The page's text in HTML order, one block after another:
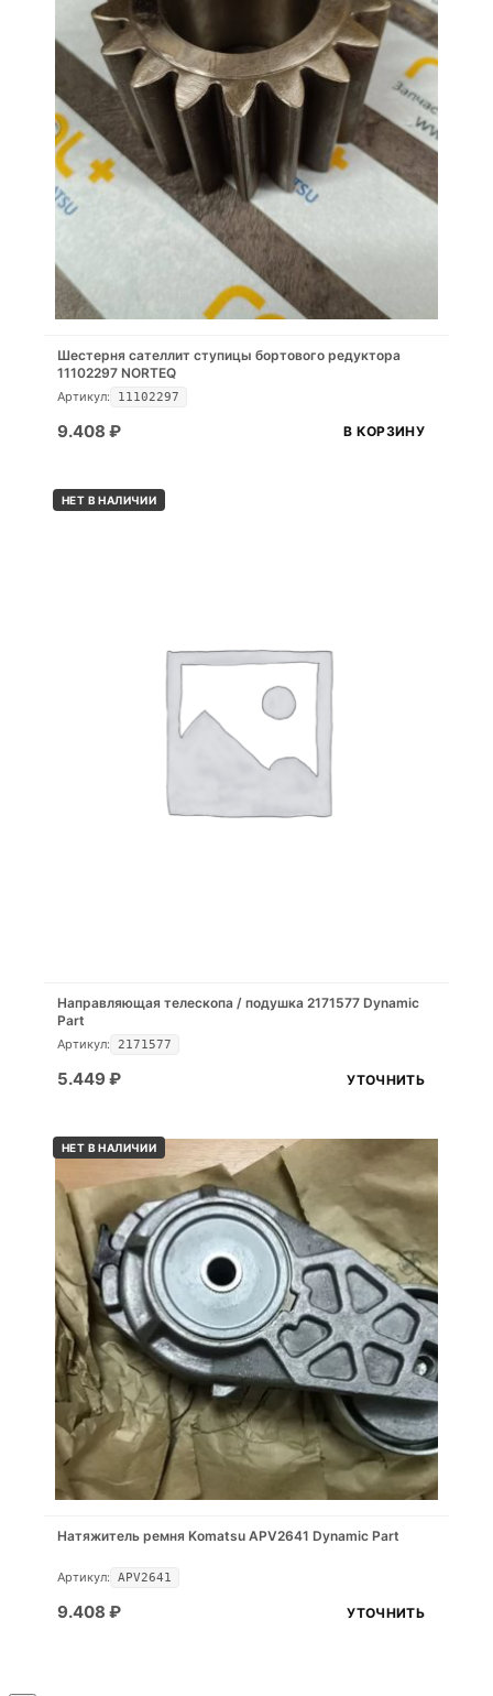
Шестерня сателлит ступицы бортового редуктора
11102297 NORTEQ
Артикул: 11102297
9.408 ₽ В КОРЗИНУ
НЕТ В НАЛИЧИИ
Направляющая телескопа / подушка 2171577 Dynamic
Part
Артикул: 2171577
5.449 ₽ УТОЧНИТЬ
НЕТ В НАЛИЧИИ
Натяжитель ремня Komatsu APV2641 Dynamic Part
Артикул: APV2641
9.408 ₽ УТОЧНИТЬ